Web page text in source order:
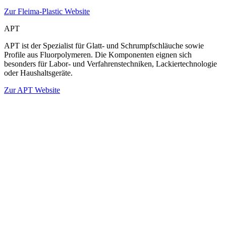
Zur Fleima-Plastic Website
APT
APT ist der Spezialist für Glatt- und Schrumpfschläuche sowie
Profile aus Fluorpolymeren. Die Komponenten eignen sich
besonders für Labor- und Verfahrenstechniken, Lackiertechnologie
oder Haushaltsgeräte.
Zur APT Website